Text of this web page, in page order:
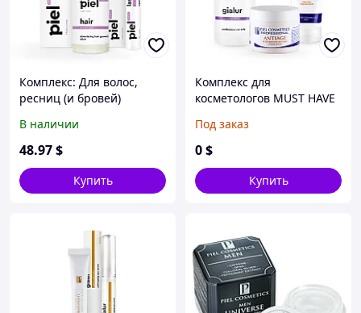
Комплекс: Для волос,
ресниц (и бровей)
В наличии
48.97$
Купить
Комплекс для
косметологов MUST HAVE
Под заказ
0$
Купить